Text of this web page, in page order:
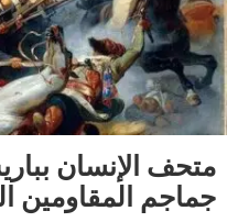
متحف الإنسان
جماجم المقاومين